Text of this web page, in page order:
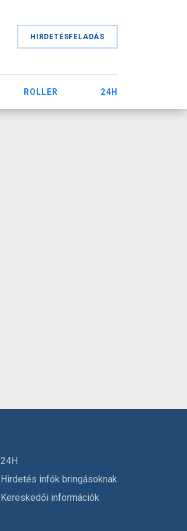
HIRDETÉSFELADÁS
ROLLER 24H
24H
Hirdetés infók bringásoknak
Kereskedői információk